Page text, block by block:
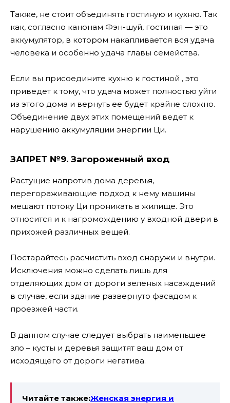
Также, не стоит объединять гостиную и кухню. Так
как, согласно канонам Фэн-шуй, гостиная — это
аккумулятор, в котором накапливается вся удача
человека и особенно удача главы семейства.
Если вы присоедините кухню к гостиной , это
приведет к тому, что удача может полностью уйти
из этого дома и вернуть ее будет крайне сложно.
Объединение двух этих помещений ведет к
нарушению аккумуляции энергии Ци.
ЗАПРЕТ №9. Загороженный вход
Растущие напротив дома деревья,
перегораживающие подход к нему машины
мешают потоку Ци проникать в жилище. Это
относится и к нагромождению у входной двери в
прихожей различных вещей.
Постарайтесь расчистить вход снаружи и внутри.
Исключения можно сделать лишь для
отделяющих дом от дороги зеленых насаждений
в случае, если здание развернуто фасадом к
проезжей части.
В данном случае следует выбрать наименьшее
зло – кусты и деревья защитят ваш дом от
исходящего от дороги негатива.
Читайте также:Женская энергия и